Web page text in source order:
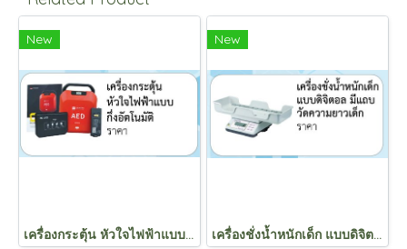
New
เครื่องกระตุ้น หัวใจไฟฟ้าแบบ กึ่งอัตโนมัติ
New
เครื่องชั่งน้ำหนักเด็ก แบบดิจิตอล มีแถบ วัดความยาวเด็ก